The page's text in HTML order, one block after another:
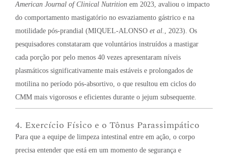
American Journal of Clinical Nutrition em 2023, avaliou o impacto
do comportamento mastigatório no esvaziamento gástrico e na
motilidade pós-prandial (MIQUEL-ALONSO et al. , 2023). Os
pesquisadores constataram que voluntários instruídos a mastigar
cada porção por pelo menos 40 vezes apresentaram níveis
plasmáticos significativamente mais estáveis e prolongados de
motilina no período pós-absortivo, o que resultou em ciclos do
CMM mais vigorosos e eficientes durante o jejum subsequente.
4. Exercício Físico e o Tônus Parassimpático
Para que a equipe de limpeza intestinal entre em ação, o corpo
precisa entender que está em um momento de segurança e